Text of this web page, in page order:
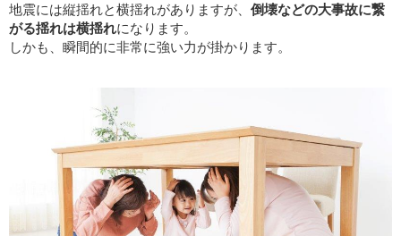
地震には縦揺れと横揺れがありますが、 倒壊などの大事故に繋
がる揺れは横揺れになります。
しかも、瞬間的に非常に強い力が掛かります。